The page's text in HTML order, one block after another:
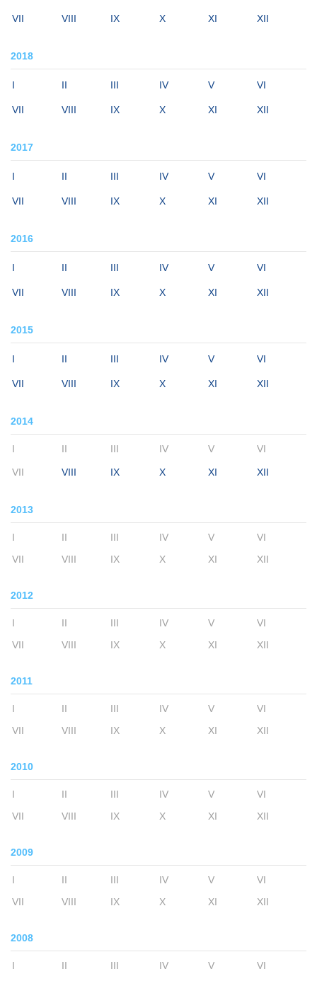
VII VIII IX X XI XII
2018
I II III IV V VI
VII VIII IX X XI XII
2017
I II III IV V VI
VII VIII IX X XI XII
2016
I II III IV V VI
VII VIII IX X XI XII
2015
I II III IV V VI
VII VIII IX X XI XII
2014
I II III IV V VI
VII VIII IX X XI XII
2013
I II III IV V
VI
VII
VIII IX X XI XII
2012
I II III IV V
VI
VII
VIII IX X XI XII
2011
I II III IV V
VI
VII
VIII IX X XI XII
2010
I II III IV V
VI
VII
VIII IX X XI XII
2009
I II III IV V
VI
VII
VIII IX X XI XII
2008
I II III IV V
VI